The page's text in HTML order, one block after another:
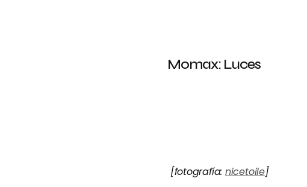
Momax: Luces
[fotografía: nicetoile]